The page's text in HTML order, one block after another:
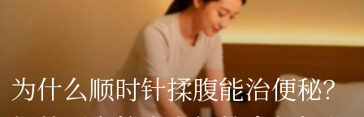
为什么顺时针揉腹能治便秘？